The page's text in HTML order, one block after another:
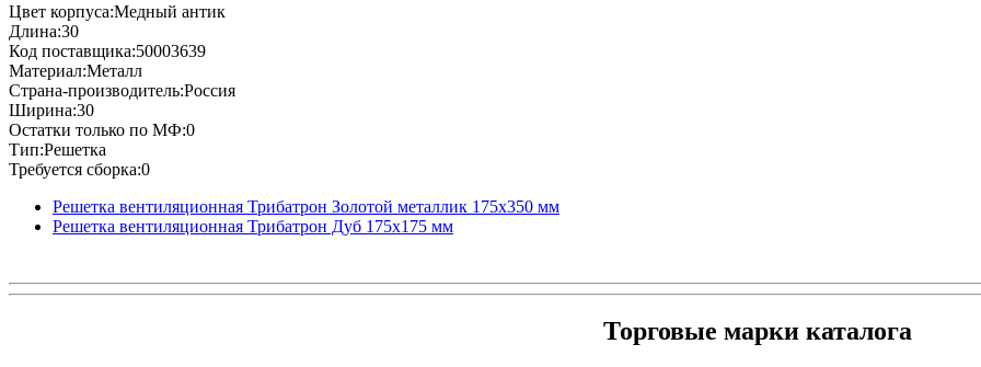
Цвет корпуса:Медный антик
Длина:30
Код поставщика:50003639
Материал:Металл
Страна-производитель:Россия
Ширина:30
Остатки только по МФ:0
Тип:Решетка
Требуется сборка:0
Решетка вентиляционная Трибатрон Золотой металлик 175x350 мм
Решетка вентиляционная Трибатрон Дуб 175x175 мм
Торговые марки каталога